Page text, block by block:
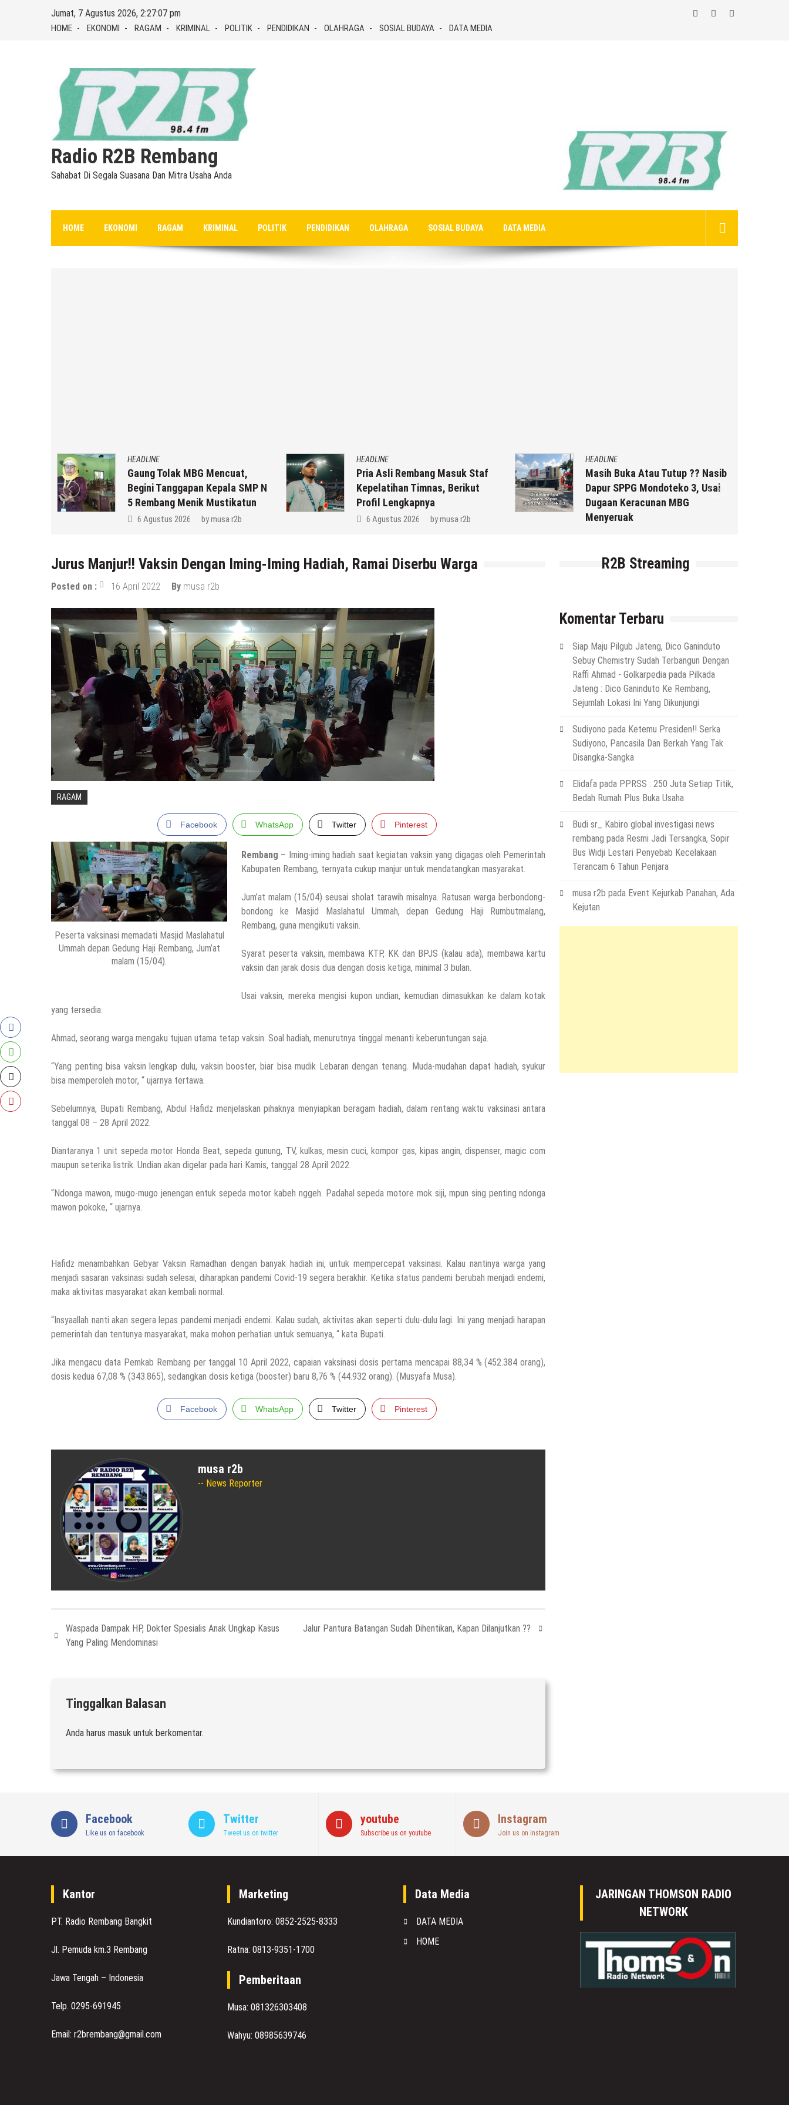
Jumat, 7 Agustus 2026, 2:27:08 pm
HOME EKONOMI RAGAM KRIMINAL POLITIK PENDIDIKAN OLAHRAGA SOSIAL BUDAYA DATA MEDIA
Radio R2B Rembang
Sahabat Di Segala Suasana Dan Mitra Usaha Anda
HOME EKONOMI RAGAM KRIMINAL POLITIK PENDIDIKAN OLAHRAGA SOSIAL BUDAYA DATA MEDIA
HEADLINE
Gaung Tolak MBG Mencuat,
Begini Tanggapan Kepala SMP N
5 Rembang Menik Mustikatun
6 Agustus 2026 bymusa r2b
HEADLINE
Pria Asli Rembang Masuk Staf
Kepelatihan Timnas, Berikut
Profil Lengkapnya
6 Agustus 2026 bymusa r2b
HEADLINE
Masih Buka Atau Tutup ?? Nasib
Dapur SPPG Mondoteko 3, Usai
Dugaan Keracunan MBG
Jurus Manjur!! Vaksin Dengan Iming-Iming Hadiah, Ramai Diserbu Warga
Posted on : 16 April 2022 By musa r2b
RAGAM
Facebook WhatsApp Twitter Pinterest
Peserta vaksinasi memadati Masjid Maslahatul
Ummah depan Gedung Haji Rembang, Jum’at
malam (15/04).
Rembang – Iming-iming hadiah saat kegiatan vaksin yang digagas oleh Pemerintah
Kabupaten Rembang, ternyata cukup manjur untuk mendatangkan masyarakat.
Jum’at malam (15/04) seusai sholat tarawih misalnya. Ratusan warga berbondong-
bondong ke Masjid Maslahatul Ummah, depan Gedung Haji Rumbutmalang,
Rembang, guna mengikuti vaksin.
Syarat peserta vaksin, membawa KTP, KK dan BPJS (kalau ada), membawa kartu
vaksin dan jarak dosis dua dengan dosis ketiga, minimal 3 bulan.
Usai vaksin, mereka mengisi kupon undian, kemudian dimasukkan ke dalam kotak
yang tersedia.
Ahmad, seorang warga mengaku tujuan utama tetap vaksin. Soal hadiah, menurutnya tinggal menanti keberuntungan saja.
“Yang penting bisa vaksin lengkap dulu, vaksin booster, biar bisa mudik Lebaran dengan tenang. Muda-mudahan dapat hadiah, syukur
bisa memperoleh motor, “ ujarnya tertawa.
Sebelumnya, Bupati Rembang, Abdul Hafidz menjelaskan pihaknya menyiapkan beragam hadiah, dalam rentang waktu vaksinasi antara
tanggal 08 – 28 April 2022.
Diantaranya 1 unit sepeda motor Honda Beat, sepeda gunung, TV, kulkas, mesin cuci, kompor gas, kipas angin, dispenser, magic com
maupun seterika listrik. Undian akan digelar pada hari Kamis, tanggal 28 April 2022.
“Ndonga mawon, mugo-mugo jenengan entuk sepeda motor kabeh nggeh. Padahal sepeda motore mok siji, mpun sing penting ndonga
mawon pokoke, “ ujarnya.
Hafidz menambahkan Gebyar Vaksin Ramadhan dengan banyak hadiah ini, untuk mempercepat vaksinasi. Kalau nantinya warga yang
menjadi sasaran vaksinasi sudah selesai, diharapkan pandemi Covid-19 segera berakhir. Ketika status pandemi berubah menjadi endemi,
maka aktivitas masyarakat akan kembali normal.
“Insyaallah nanti akan segera lepas pandemi menjadi endemi. Kalau sudah, aktivitas akan seperti dulu-dulu lagi. Ini yang menjadi harapan
pemerintah dan tentunya masyarakat, maka mohon perhatian untuk semuanya, “ kata Bupati.
Jika mengacu data Pemkab Rembang per tanggal 10 April 2022, capaian vaksinasi dosis pertama mencapai 88,34 % (452.384 orang),
dosis kedua 67,08 % (343.865), sedangkan dosis ketiga (booster) baru 8,76 % (44.932 orang). (Musyafa Musa).
Facebook WhatsApp Twitter Pinterest
musa r2b
News Reporter
Waspada Dampak HP, Dokter Spesialis Anak Ungkap Kasus
Yang Paling Mendominasi
Jalur Pantura Batangan Sudah Dihentikan, Kapan Dilanjutkan ??
Tinggalkan Balasan
Anda harus masuk untuk berkomentar.
R2B Streaming
Komentar Terbaru
Siap Maju Pilgub Jateng, Dico Ganinduto
Sebuy Chemistry Sudah Terbangun Dengan
Raffi Ahmad - Golkarpedia pada Pilkada
Jateng : Dico Ganinduto Ke Rembang,
Sejumlah Lokasi Ini Yang Dikunjungi
Sudiyono pada Ketemu Presiden!! Serka
Sudiyono, Pancasila Dan Berkah Yang Tak
Disangka-Sangka
Elidafa pada PPRSS : 250 Juta Setiap Titik,
Bedah Rumah Plus Buka Usaha
Budi sr_ Kabiro global investigasi news
rembang pada Resmi Jadi Tersangka, Sopir
Bus Widji Lestari Penyebab Kecelakaan
Terancam 6 Tahun Penjara
musa r2b pada Event Kejurkab Panahan, Ada
Kejutan
Facebook
Like us on facebook
Twitter
Tweet us on twitter
youtube
Subscribe us on youtube
Instagram
Join us on instagram
Kantor
PT. Radio Rembang Bangkit
Jl. Pemuda km.3 Rembang
Jawa Tengah – Indonesia
Telp. 0295-691945
Email: r2brembang@gmail.com
Marketing
Kundiantoro: 0852-2525-8333
Ratna: 0813-9351-1700
Pemberitaan
Musa: 081326303408
Wahyu: 08985639746
Data Media
DATA MEDIA
HOME
JARINGAN THOMSON RADIO
NETWORK